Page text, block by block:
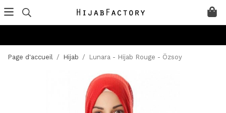
Page d'accueil / Hijab / Lunara - Hijab Rouge - Özsoy